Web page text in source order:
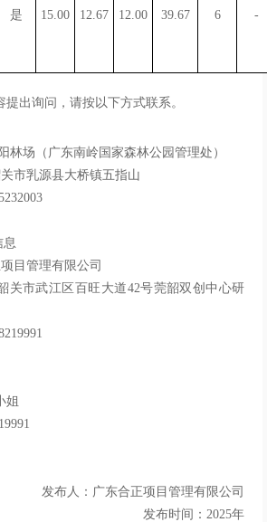
是 15.00 12.67 12.00 39.67 6 -
出询问，请按以下方式联系。
林场（广东南岭国家森林公园管理处）
市乳源县大桥镇五指山
息
目管理有限公司
市武江区百旺大道42号莞韶双创中心研
姐
发布人：广东合正项目管理有限公司
发布时间 ：2025年